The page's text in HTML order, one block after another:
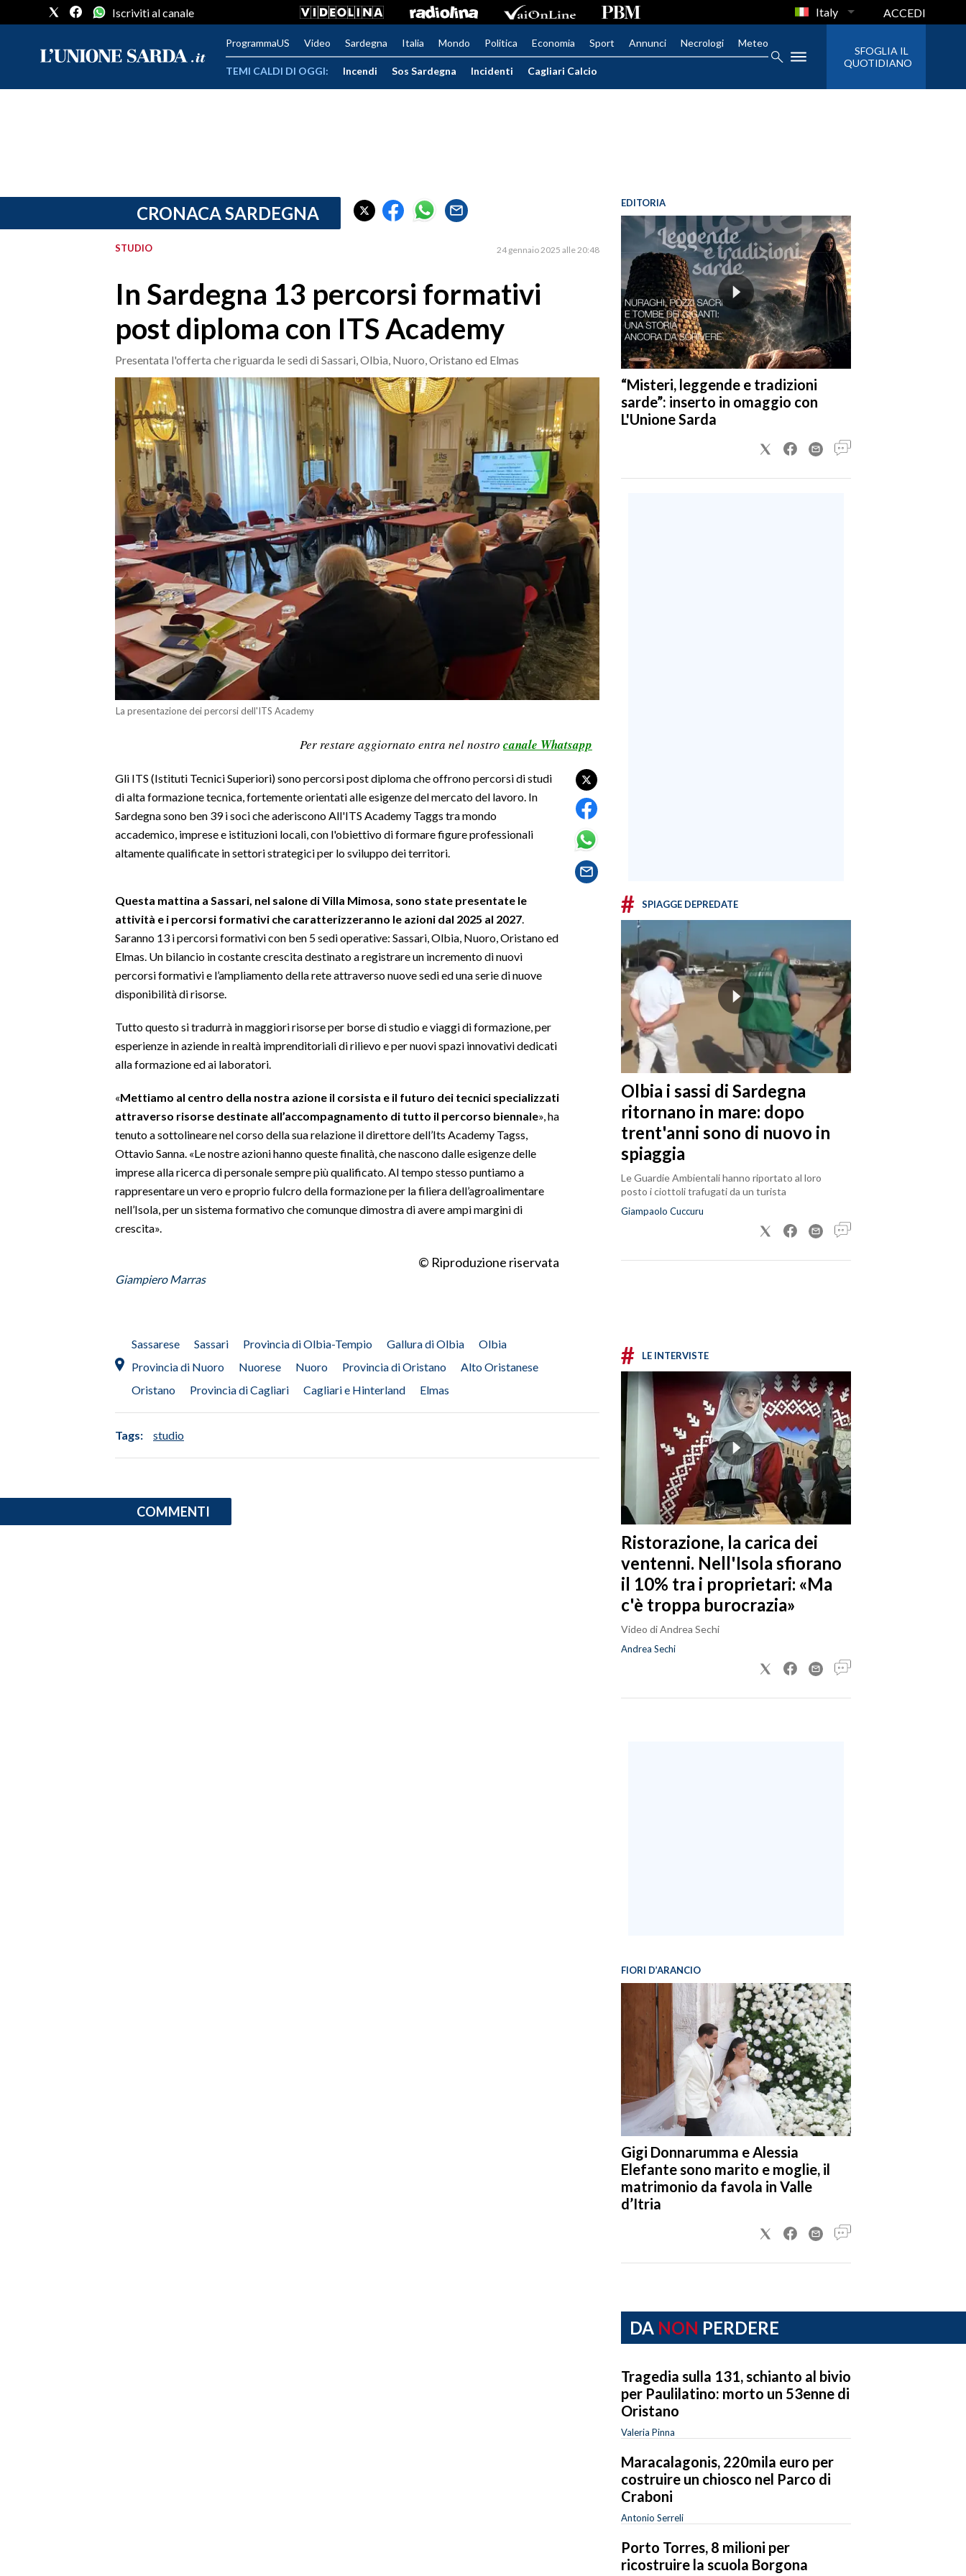
PROVINCIA DI CAGLIARI
RISULTATI E CLASSIFICHE
Iscriviti al canale Italy ACCEDI
ProgrammaUS Video Sardegna Italia Mondo Politica Economia Sport Annunci Necrologi Meteo
TEMI CALDI DI OGGI: Incendi Sos Sardegna Incidenti Cagliari Calcio
SFOGLIA IL
QUOTIDIANO
CRONACA SARDEGNA
STUDIO 24 gennaio 2025 alle 20:48
In Sardegna 13 percorsi formativi
post diploma con ITS Academy
Presentata l'offerta che riguarda le sedi di Sassari, Olbia, Nuoro, Oristano ed Elmas
La presentazione dei percorsi dell'ITS Academy
Per restare aggiornato entra nel nostro canale Whatsapp
Gli ITS (Istituti Tecnici Superiori) sono percorsi post diploma che offrono percorsi di studi
di alta formazione tecnica, fortemente orientati alle esigenze del mercato del lavoro. In
Sardegna sono ben 39 i soci che aderiscono All'ITS Academy Taggs tra mondo
accademico, imprese e istituzioni locali, con l'obiettivo di formare figure professionali
altamente qualificate in settori strategici per lo sviluppo dei territori.
Questa mattina a Sassari, nel salone di Villa Mimosa, sono state presentate le
attività e i percorsi formativi che caratterizzeranno le azioni dal 2025 al 2027.
Saranno 13 i percorsi formativi con ben 5 sedi operative: Sassari, Olbia, Nuoro, Oristano ed
Elmas. Un bilancio in costante crescita destinato a registrare un incremento di nuovi
percorsi formativi e l’ampliamento della rete attraverso nuove sedi ed una serie di nuove
disponibilità di risorse.
Tutto questo si tradurrà in maggiori risorse per borse di studio e viaggi di formazione, per
esperienze in aziende in realtà imprenditoriali di rilievo e per nuovi spazi innovativi dedicati
alla formazione ed ai laboratori.
«Mettiamo al centro della nostra azione il corsista e il futuro dei tecnici specializzati
attraverso risorse destinate all’accompagnamento di tutto il percorso biennale», ha
tenuto a sottolineare nel corso della sua relazione il direttore dell’Its Academy Tagss,
Ottavio Sanna. «Le nostre azioni hanno queste finalità, che nascono dalle esigenze delle
imprese alla ricerca di personale sempre più qualificato. Al tempo stesso puntiamo a
rappresentare un vero e proprio fulcro della formazione per la filiera dell’agroalimentare
nell’Isola, per un sistema formativo che comunque dimostra di avere ampi margini di
crescita».
© Riproduzione riservata
Giampiero Marras
Sassarese Sassari Provincia di Olbia-Tempio Gallura di Olbia
Olbia
Provincia di Nuoro
Nuorese Nuoro Provincia di Oristano
Alto Oristanese
Oristano
Provincia di Cagliari Cagliari e Hinterland Elmas
Tags: studio
COMMENTI
EDITORIA
“Misteri, leggende e tradizioni
sarde”: inserto in omaggio con
L'Unione Sarda
# SPIAGGE DEPREDATE
Olbia i sassi di Sardegna
ritornano in mare: dopo
trent'anni sono di nuovo in
spiaggia
Le Guardie Ambientali hanno riportato al loro
posto i ciottoli trafugati da un turista
Giampaolo Cuccuru
# LE INTERVISTE
Ristorazione, la carica dei
ventenni. Nell'Isola sfiorano
il 10% tra i proprietari: «Ma
c'è troppa burocrazia»
Video di Andrea Sechi
Andrea Sechi
FIORI D’ARANCIO
Gigi Donnarumma e Alessia
Elefante sono marito e moglie, il
matrimonio da favola in Valle
d’Itria
DA NON PERDERE
Tragedia sulla 131, schianto al bivio
per Paulilatino: morto un 53enne di
Oristano
Valeria Pinna
Maracalagonis, 220mila euro per
costruire un chiosco nel Parco di
Craboni
Antonio Serreli
Porto Torres, 8 milioni per
ricostruire la scuola Borgona